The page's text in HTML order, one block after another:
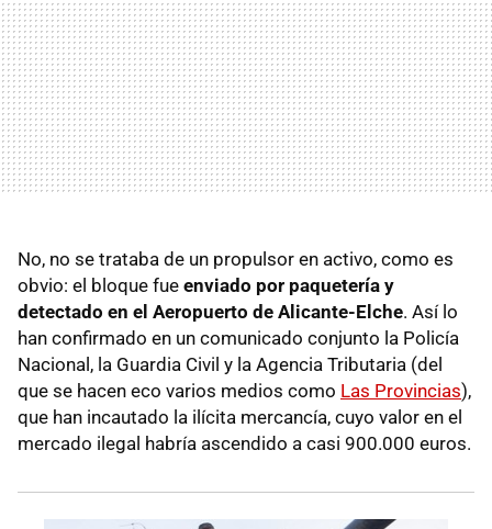
No, no se trataba de un propulsor en activo, como es
obvio: el bloque fue enviado por paquetería y
detectado en el Aeropuerto de Alicante-Elche. Así lo
han confirmado en un comunicado conjunto la Policía
Nacional, la Guardia Civil y la Agencia Tributaria (del
que se hacen eco varios medios como Las Provincias),
que han incautado la ilícita mercancía, cuyo valor en el
mercado ilegal habría ascendido a casi 900.000 euros.